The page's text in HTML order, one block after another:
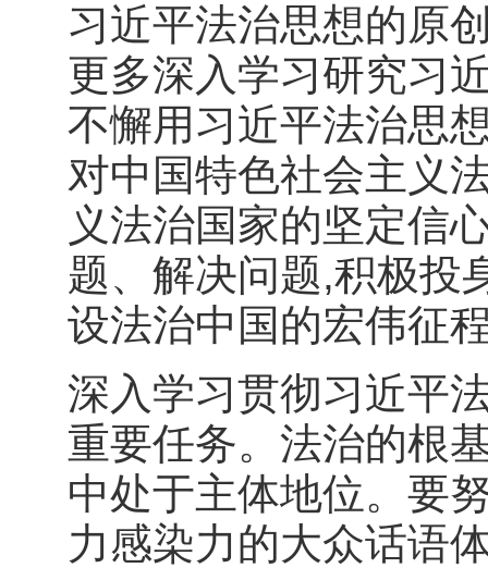
习近平法治思想的原
更多深入学习研究习
不懈用习近平法治思
对中国特色社会主义
义法治国家的坚定信
题、解决问题,积极投
设法治中国的宏伟征
深入学习贯彻习近平
重要任务。法治的根
中处于主体地位。要
力感染力的大众话语